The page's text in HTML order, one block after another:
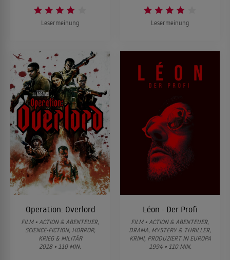
Lesermeinung Lesermeinung
Operation: Overlord
FILM • ACTION & ABENTEUER,
SCIENCE-FICTION, HORROR,
KRIEG & MILITÄR
2018 • 110 MIN.
Léon - Der Profi
FILM • ACTION & ABENTEUER,
DRAMA, MYSTERY & THRILLER,
KRIMI, PRODUZIERT IN EUROPA
1994 • 110 MIN.